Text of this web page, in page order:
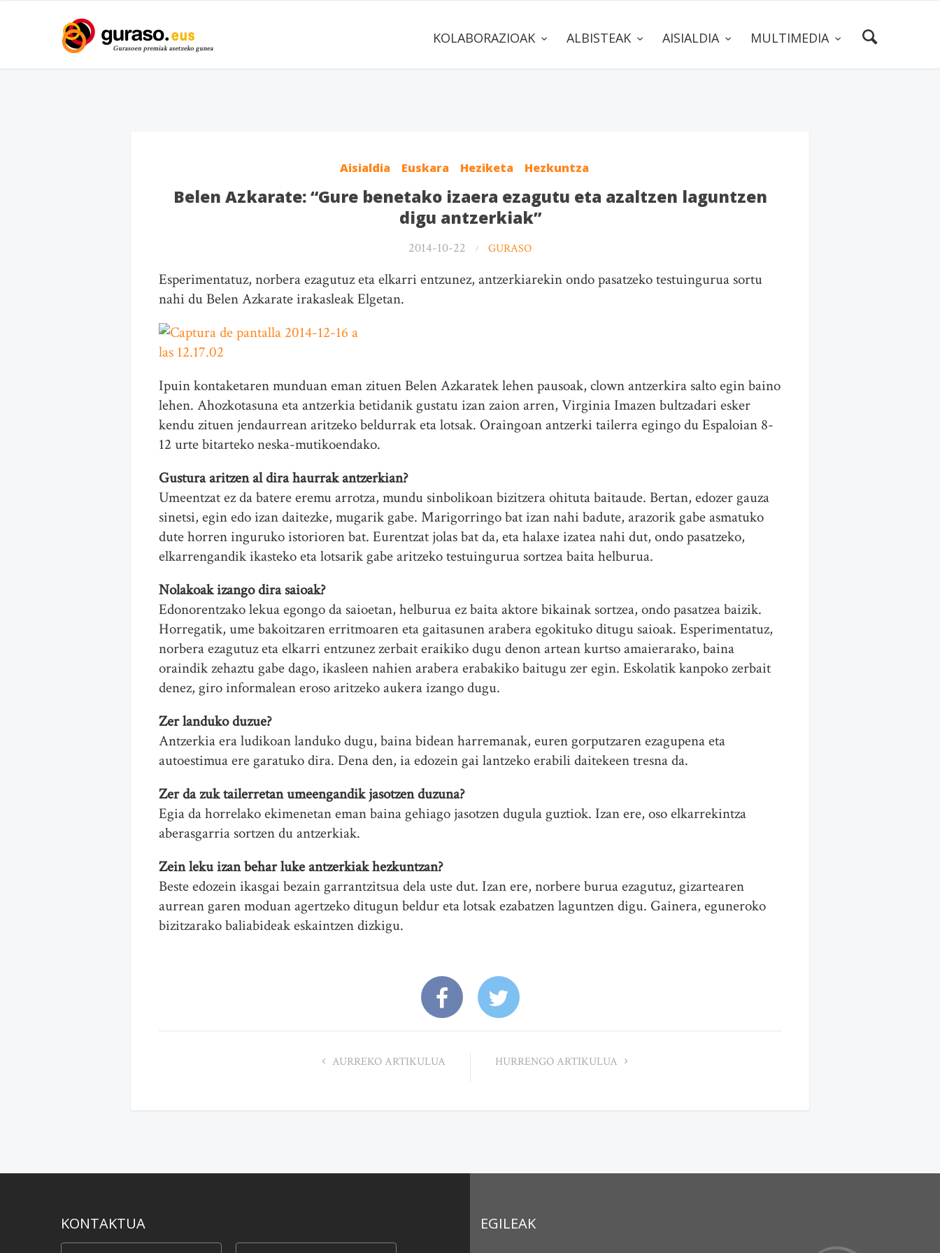
KOLABORAZIOAK ALBISTEAK AISIALDIA MULTIMEDIA
Aisialdia Euskara Heziketa Hezkuntza
Belen Azkarate: “Gure benetako izaera ezagutu eta azaltzen laguntzen
digu antzerkiak”
2014-10-22 GURASO
Esperimentatuz, norbera ezagutuz eta elkarri entzunez, antzerkiarekin ondo pasatzeko testuingurua sortu
nahi du Belen Azkarate irakasleak Elgetan.
Ipuin kontaketaren munduan eman zituen Belen Azkaratek lehen pausoak, clown antzerkira salto egin baino
lehen. Ahozkotasuna eta antzerkia betidanik gustatu izan zaion arren, Virginia Imazen bultzadari esker
kendu zituen jendaurrean aritzeko beldurrak eta lotsak. Oraingoan antzerki tailerra egingo du Espaloian 8-
12 urte bitarteko neska-mutikoendako.
Gustura aritzen al dira haurrak antzerkian?
Umeentzat ez da batere eremu arrotza, mundu sinbolikoan bizitzera ohituta baitaude. Bertan, edozer gauza
sinetsi, egin edo izan daitezke, mugarik gabe. Marigorringo bat izan nahi badute, arazorik gabe asmatuko
dute horren inguruko istorioren bat. Eurentzat jolas bat da, eta halaxe izatea nahi dut, ondo pasatzeko,
elkarrengandik ikasteko eta lotsarik gabe aritzeko testuingurua sortzea baita helburua.
Nolakoak izango dira saioak?
Edonorentzako lekua egongo da saioetan, helburua ez baita aktore bikainak sortzea, ondo pasatzea baizik.
Horregatik, ume bakoitzaren erritmoaren eta gaitasunen arabera egokituko ditugu saioak. Esperimentatuz,
norbera ezagutuz eta elkarri entzunez zerbait eraikiko dugu denon artean kurtso amaierarako, baina
oraindik zehaztu gabe dago, ikasleen nahien arabera erabakiko baitugu zer egin. Eskolatik kanpoko zerbait
denez, giro informalean eroso aritzeko aukera izango dugu.
Zer landuko duzue?
Antzerkia era ludikoan landuko dugu, baina bidean harremanak, euren gorputzaren ezagupena eta
autoestimua ere garatuko dira. Dena den, ia edozein gai lantzeko erabili daitekeen tresna da.
Zer da zuk tailerretan umeengandik jasotzen duzuna?
Egia da horrelako ekimenetan eman baina gehiago jasotzen dugula guztiok. Izan ere, oso elkarrekintza
aberasgarria sortzen du antzerkiak.
Zein leku izan behar luke antzerkiak hezkuntzan?
Beste edozein ikasgai bezain garrantzitsua dela uste dut. Izan ere, norbere burua ezagutuz, gizartearen
aurrean garen moduan agertzeko ditugun beldur eta lotsak ezabatzen laguntzen digu. Gainera, eguneroko
bizitzarako baliabideak eskaintzen dizkigu.
AURREKO ARTIKULUA HURRENGO ARTIKULUA
KONTAKTUA EGILEAK